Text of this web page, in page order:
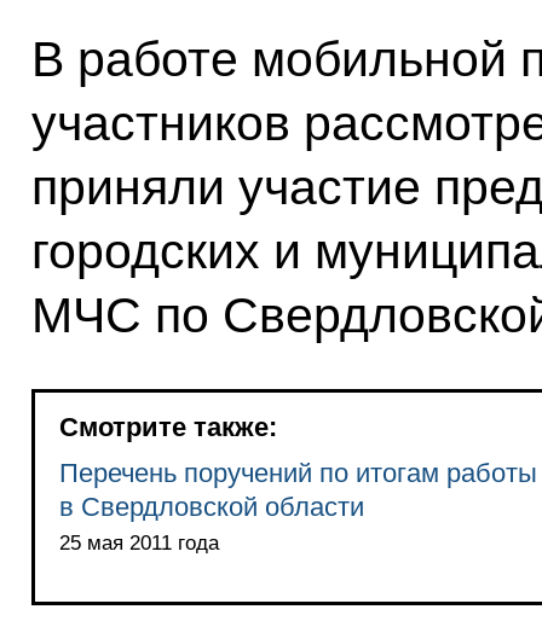
В работе мобильной
участников
приняли участие
городских и
МЧС по
Смотрите также:
Перечень поручений по итогам
в Свердловской области
25 мая 2011 года